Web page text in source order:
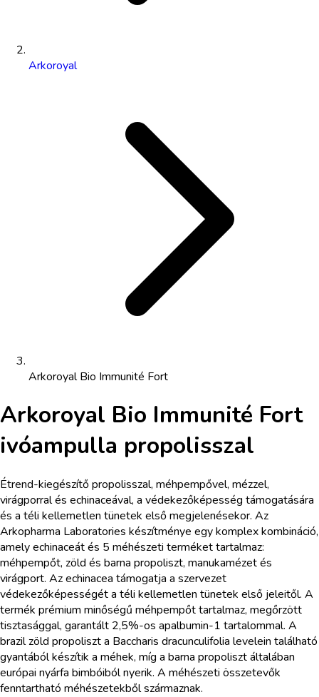
Arkoroyal
Arkoroyal Bio Immunité Fort
Arkoroyal Bio Immunité Fort
ivóampulla propolisszal
Étrend-kiegészítő propolisszal, méhpempővel, mézzel,
virágporral és echinaceával, a védekezőképesség támogatására
és a téli kellemetlen tünetek első megjelenésekor. Az
Arkopharma Laboratories készítménye egy komplex kombináció,
amely echinaceát és 5 méhészeti terméket tartalmaz:
méhpempőt, zöld és barna propoliszt, manukamézet és
virágport. Az echinacea támogatja a szervezet
védekezőképességét a téli kellemetlen tünetek első jeleitől. A
termék prémium minőségű méhpempőt tartalmaz, megőrzött
tisztasággal, garantált 2,5%-os apalbumin-1 tartalommal. A
brazil zöld propoliszt a Baccharis dracunculifolia levelein található
gyantából készítik a méhek, míg a barna propoliszt általában
európai nyárfa bimbóiból nyerik. A méhészeti összetevők
fenntartható méhészetekből származnak.